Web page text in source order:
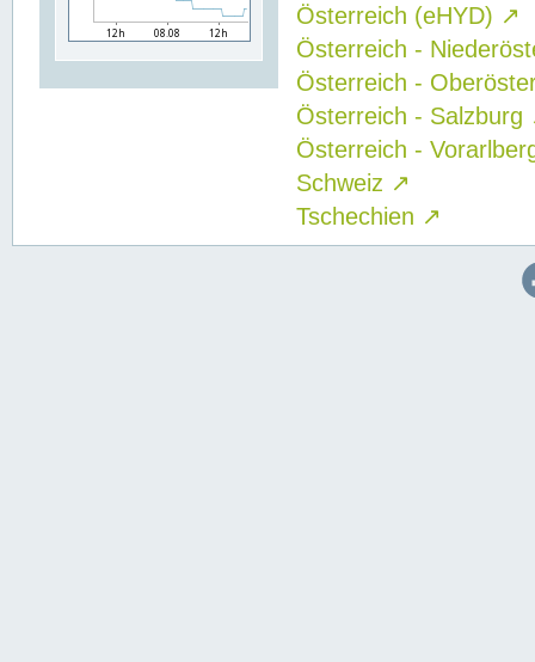
Österreich (eHYD) ↗
Österreich -
Österreich -
Österreich - Salzburg
Österreich -
Schweiz ↗
Tschechien ↗